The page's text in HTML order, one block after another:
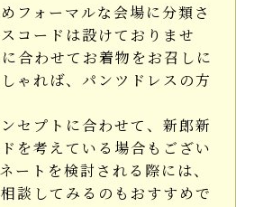
フォーマルな会場に分類さ
コードは設けておりませ
合わせてお着物をお召しに
ゃれば、パンツドレスの方
セプトに合わせて、新郎新
を考えている場合もござい
ートを検討される際には、
談してみるのもおすすめで